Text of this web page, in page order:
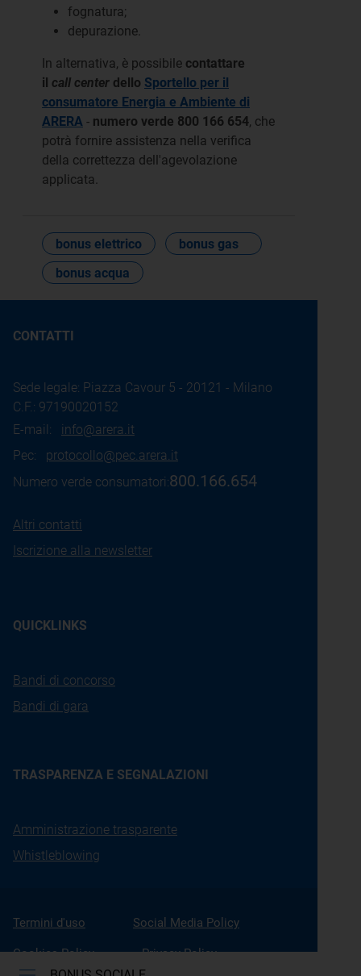
fognatura;
depurazione.
In alternativa, è possibile contattare
il call center dello Sportello per il
consumatore Energia e Ambiente di
ARERA - numero verde 800 166 654, che
potrà fornire assistenza nella verifica
della correttezza dell'agevolazione
applicata.
bonus elettrico
bonus gas
bonus acqua
CONTATTI
Sede legale: Piazza Cavour 5 - 20121 - Milano
C.F.: 97190020152
E-mail: info@arera.it
Pec: protocollo@pec.arera.it
Numero verde consumatori:800.166.654
Altri contatti
Iscrizione alla newsletter
QUICKLINKS
Bandi di concorso
Bandi di gara
TRASPARENZA E SEGNALAZIONI
Amministrazione trasparente
Whistleblowing
Termini d'uso Social Media Policy
Cookies Policy Privacy Policy